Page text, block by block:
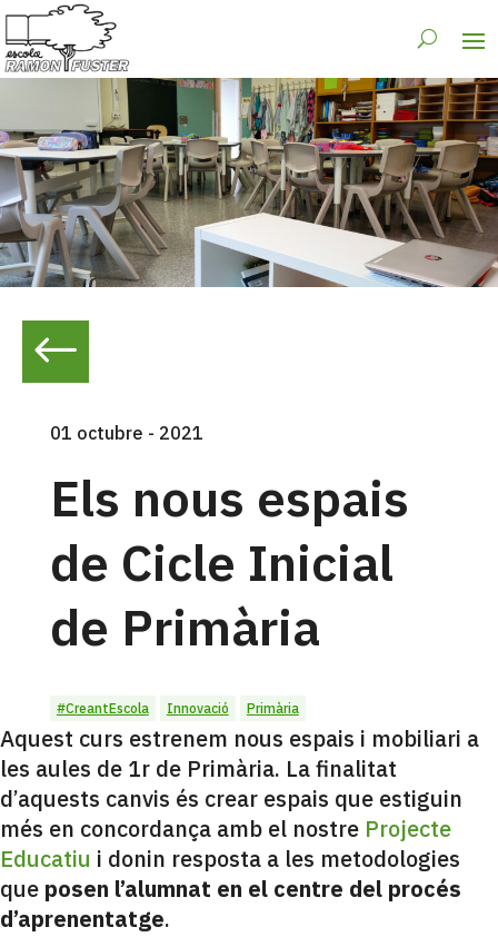
#
01 octubre - 2021
Els nous espais
de Cicle Inicial
de Primària
#CreantEscola Innovació Primària
Aquest curs estrenem nous espais i mobiliari a
les aules de 1r de Primària. La finalitat
d’aquests canvis és crear espais que estiguin
més en concordança amb el nostre Projecte
Educatiu i donin resposta a les metodologies
que posen l’alumnat en el centre del procés
d’aprenentatge.